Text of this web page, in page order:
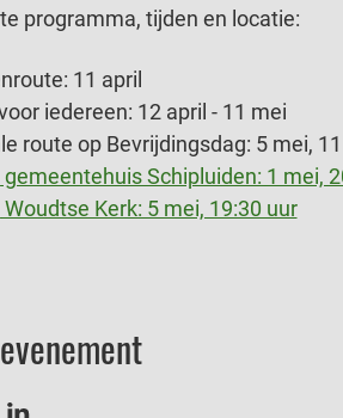
programma, tijden en locatie:
11 april
voor iedereen: 12 april - 11 mei
route op Bevrijdingsdag: 5 mei,
gemeentehuis Schipluiden: 1 mei,
Kerk: 5 mei, 19:30 uur